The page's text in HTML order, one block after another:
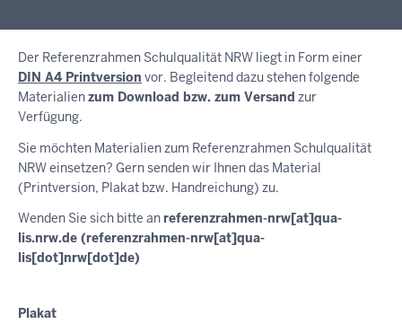
Der Referenzrahmen Schulqualität NRW liegt in Form einer
DIN A4 Printversion vor. Begleitend dazu stehen folgende
Materialienzum Download bzw. zum Versand zur
Verfügung.
Sie möchten Materialien zum Referenzrahmen Schulqualität
NRW einsetzen? Gern senden wir Ihnen das Material
(Printversion, Plakat bzw. Handreichung) zu.
Wenden Sie sich bitte anreferenzrahmen-nrw[at]qua-
lis.nrw.de (referenzrahmen-nrw[at]qua-
lis[dot]nrw[dot]de)
Plakat